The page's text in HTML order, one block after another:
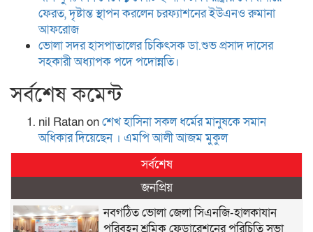
ফেরত, দৃষ্টান্ত স্থাপন করলেন চরফ্যাশনের ইউএনও রুমানা
আফরোজ
ভোলা সদর হাসপাতালের চিকিৎসক ডা.শুভ প্রসাদ দাসের
সহকারী অধ্যাপক পদে পদোন্নতি।
সর্বশেষ কমেন্ট
nil Ratanonশেখ হা‌সিনা সকল ধ‌র্মের মানু‌ষকে সমান
অ‌ধিকার দি‌য়ে‌ছেন । এম‌পি আলী আজম মুকুল
সর্বশেষ
জনপ্রিয়
নবগঠিত ভোলা জেলা সিএনজি-হালকাযান
পরিবহন শ্রমিক ফেডারেশনের পরিচিতি সভা